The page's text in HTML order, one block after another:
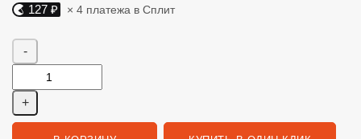
Яндекс Сплит. 127 руб, 4 платежа в Сплит
127 ₽ × 4 платежа в Сплит